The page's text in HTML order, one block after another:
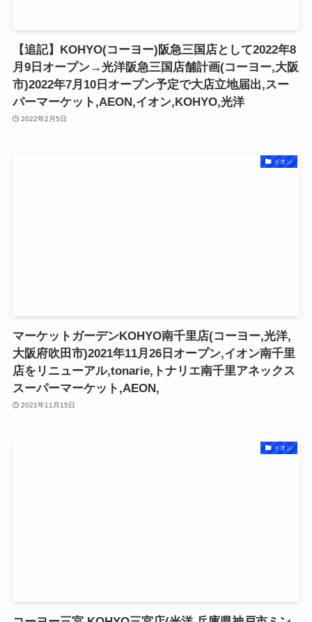
【追記】KOHYO(コーヨー)阪急三国店として2022年8
月9日オープン→光洋阪急三国店舗計画(コーヨー,大阪
市)2022年7月10日オープン予定で大店立地届出,スー
パーマーケット,AEON,イオン,KOHYO,光洋
2022年2月5日
イオン
マーケットガーデンKOHYO南千里店(コーヨー,光洋,
大阪府吹田市)2021年11月26日オープン,イオン南千里
店をリニューアル,tonarie,トナリエ南千里アネックス
スーパーマーケット,AEON,
2021年11月15日
イオン